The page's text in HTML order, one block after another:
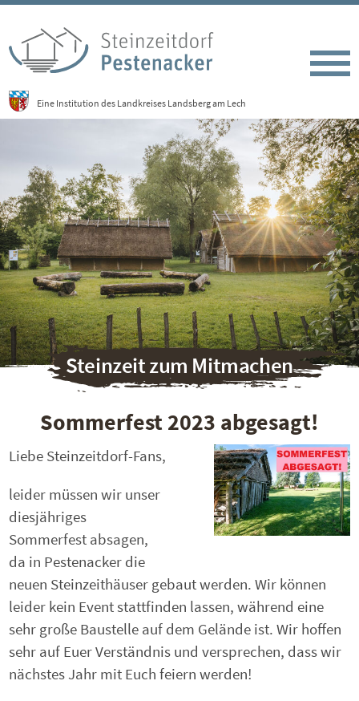
Eine Institution des Landkreises Landsberg am Lech
Steinzeit zum Mitmachen
Sommerfest 2023 abgesagt!
Liebe Steinzeitdorf-Fans,
leider müssen wir unser
diesjähriges
Sommerfest absagen,
da in Pestenacker die
neuen Steinzeithäuser gebaut werden. Wir können
leider kein Event stattfinden lassen, während eine
sehr große Baustelle auf dem Gelände ist. Wir hoffen
sehr auf Euer Verständnis und versprechen, dass wir
nächstes Jahr mit Euch feiern werden!